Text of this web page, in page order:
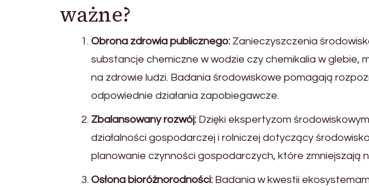
ważne?
Obrona zdrowia publicznego: Zanieczyszczenia
substancje chemiczne w wodzie czy chemikalia w glebie,
na zdrowie ludzi. Badania środowiskowe pomagają
odpowiednie działania zapobiegawcze.
Zbalansowany rozwój: Dzięki ekspertyzom
działalności gospodarczej i rolniczej dotyczący
planowanie czynności gospodarczych, które zmniejszają
Osłona bioróżnorodności: Badania w kwestii